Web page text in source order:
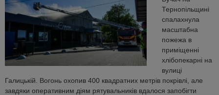
Тернопільщині
спалахнула
масштабна
пожежа в
приміщенні
хлібопекарні на
вулиці
Галицькій. Вогонь охопив 400 квадратних метрів покрівлі, але
завдяки оперативним діям рятувальників вдалося запобігти